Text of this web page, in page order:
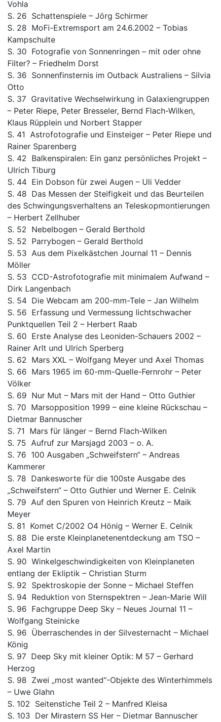
Vohla
S. 26 Schattenspiele – Jörg Schirmer
S. 28 MoFi-Extremsport am 24.6.2002 – Tobias
Kampschulte
S. 30 Fotografie von Sonnenringen – mit oder ohne
Filter? – Friedhelm Dorst
S. 36 Sonnenfinsternis im Outback Australiens – Silvia
Otto
S. 37 Gravitative Wechselwirkung in Galaxiengruppen
– Peter Riepe, Peter Bresseler, Bernd Flach-Wilken,
Klaus Rüpplein und Norbert Stapper
S. 41 Astrofotografie und Einsteiger – Peter Riepe und
Rainer Sparenberg
S. 42 Balkenspiralen: Ein ganz persönliches Projekt –
Ulrich Tiburg
S. 44 Ein Dobson für zwei Augen – Uli Vedder
S. 48 Das Messen der Steifigkeit und das Beurteilen
des Schwingungsverhaltens an Teleskopmontierungen
– Herbert Zellhuber
S. 52 Nebelbogen – Gerald Berthold
S. 52 Parrybogen – Gerald Berthold
S. 53 Aus dem Pixelkästchen Journal 11 – Dennis
Möller
S. 53 CCD-Astrofotografie mit minimalem Aufwand –
Dirk Langenbach
S. 54 Die Webcam am 200-mm-Tele – Jan Wilhelm
S. 56 Erfassung und Vermessung lichtschwacher
Punktquellen Teil 2 – Herbert Raab
S. 60 Erste Analyse des Leoniden-Schauers 2002 –
Rainer Arlt und Ulrich Sperberg
S. 62 Mars XXL – Wolfgang Meyer und Axel Thomas
S. 66 Mars 1965 im 60-mm-Quelle-Fernrohr – Peter
Völker
S. 69 Nur Mut – Mars mit der Hand – Otto Guthier
S. 70 Marsopposition 1999 – eine kleine Rückschau –
Dietmar Bannuscher
S. 71 Mars für länger – Bernd Flach-Wilken
S. 75 Aufruf zur Marsjagd 2003 – o. A.
S. 76 100 Ausgaben „Schweifstern“ – Andreas
Kammerer
S. 78 Dankesworte für die 100ste Ausgabe des
„Schweifstern“ – Otto Guthier und Werner E. Celnik
S. 79 Auf den Spuren von Heinrich Kreutz – Maik
Meyer
S. 81 Komet C/2002 O4 Hönig – Werner E. Celnik
S. 88 Die erste Kleinplanetenentdeckung am TSO –
Axel Martin
S. 90 Winkelgeschwindigkeiten von Kleinplaneten
entlang der Ekliptik – Christian Sturm
S. 92 Spektroskopie der Sonne – Michael Steffen
S. 94 Reduktion von Sternspektren – Jean-Marie Will
S. 96 Fachgruppe Deep Sky – Neues Journal 11 –
Wolfgang Steinicke
S. 96 Überraschendes in der Silvesternacht – Michael
König
S. 97 Deep Sky mit kleiner Optik: M 57 – Gerhard
Herzog
S. 98 Zwei „most wanted“-Objekte des Winterhimmels
– Uwe Glahn
S. 102 Seitenstiche Teil 2 – Manfred Kleisa
S. 103 Der Mirastern SS Her – Dietmar Bannuscher